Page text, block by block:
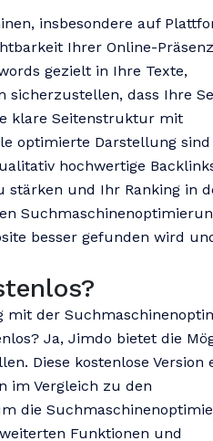
insbesondere auf
Ihrer Online-
gezielt in Ihre Texte,
dass Ihre
klare Seitenstruktur mit
optimierte Darstellung sind
hochwertige
und Ihr Ranking in
besser gefunden wird
mit der
Ja, Jimdo bietet die
Diese kostenlose Version
im Vergleich zu den
die
Funktionen und